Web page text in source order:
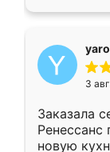
3
Заказала
Ренессанс
новую